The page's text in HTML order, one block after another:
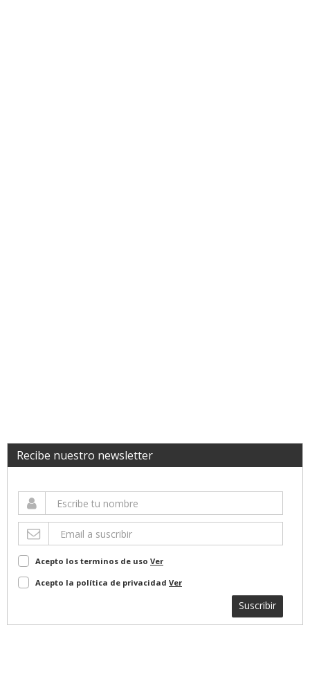
Recibe nuestro newsletter
Acepto los terminos de uso Ver
Acepto la política de privacidad Ver
Suscribir